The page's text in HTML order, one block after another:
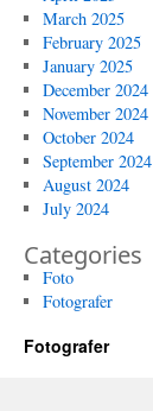
March 2025
February 2025
January 2025
December 2024
November 2024
October 2024
September 2024
August 2024
July 2024
Categories
Foto
Fotografer
Fotografer